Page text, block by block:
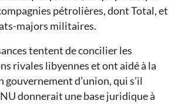
pétrolières, dont Total, et
majors militaires.
tentent de concilier les
rivales libyennes et ont aidé à la
gouvernement d’union, qui s’il
donnerait une base juridique à